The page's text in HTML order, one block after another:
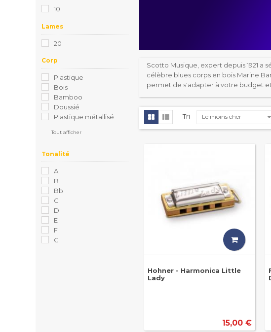
10
Lames
20
Corp
Plastique
Bois
Bamboo
Doussié
Plastique métallisé
Tout afficher
Tonalité
A
B
Bb
C
D
E
F
G
Scotto Musique, expert depuis 1921
célèbre blues corps en bois Marine
permet de s'adapter à votre budget
Tri Le moins cher
Hohner - Harmonica Little
Lady
15,00 €